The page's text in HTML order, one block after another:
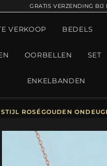
GRATIS VERZENDING
VERKOOP BEDELS
OORBELLEN SET
ENKELBANDEN
ROSÉGOUDEN